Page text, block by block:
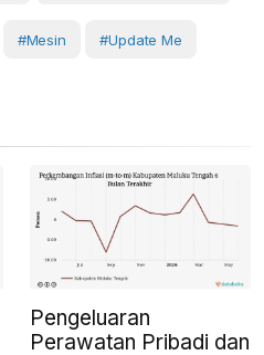
#Mesin #Update Me
Pengeluaran
Perawatan Pribadi dan